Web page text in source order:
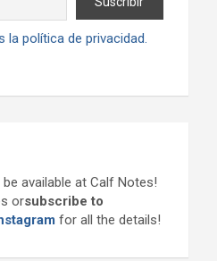
la política de privacidad.
available at Calf Notes!
orsubscribe to
for all the details!